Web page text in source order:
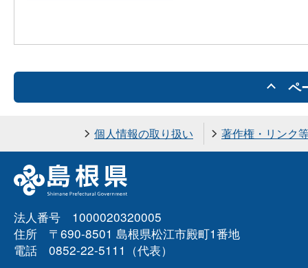
ペ
個人情報の取り扱い 著作権・リンク
法人番号 1000020320005
住所 〒690-8501 島根県松江市殿町1番地
電話 0852-22-5111（代表）